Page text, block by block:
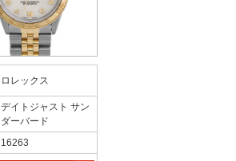
ロレックス
デイトジャスト サン
ダーバード
16263